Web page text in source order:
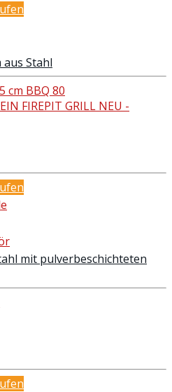
aus Stahl
mit pulverbeschichteten